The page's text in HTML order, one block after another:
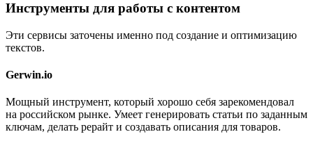
Инструменты для работы с контентом
Эти сервисы заточены именно под создание и оптимизацию
текстов.
Gerwin.io
Мощный инструмент, который хорошо себя зарекомендовал
на российском рынке. Умеет генерировать статьи по заданным
ключам, делать рерайт и создавать описания для товаров.